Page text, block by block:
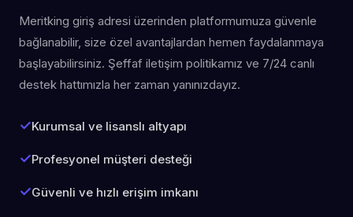
Meritking giriş adresi üzerinden platformumuza güvenle
bağlanabilir, size özel avantajlardan hemen faydalanmaya
başlayabilirsiniz. Şeffaf iletişim politikamız ve 7/24 canlı
destek hattımızla her zaman yanınızdayız.
Kurumsal ve lisanslı altyapı
Profesyonel müşteri desteği
Güvenli ve hızlı erişim imkanı